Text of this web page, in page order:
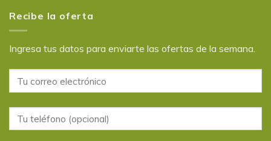
Recibe la oferta
Ingresa tus datos para enviarte las ofertas de la semana.